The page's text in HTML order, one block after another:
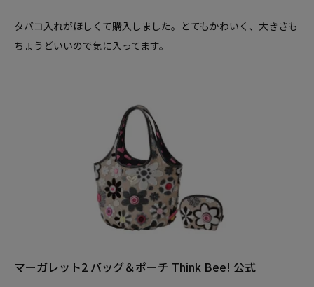
タバコ入れがほしくて購入しました。とてもかわいく、大きさも
ちょうどいいので気に入ってます。
マーガレット2 バッグ＆ポーチ Think Bee! 公式